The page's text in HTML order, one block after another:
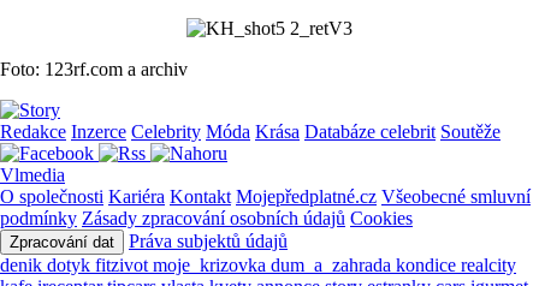
Foto: 123rf.com a archiv
Redakce Inzerce Celebrity Móda Krása Databáze celebrit Soutěže
Vlmedia
O společnosti Kariéra Kontakt Mojepředplatné.cz Všeobecné smluvní
podmínky Zásady zpracování osobních údajů Cookies
Zpracování dat
Práva subjektů údajů
denik dotyk fitzivot moje_krizovka dum_a_zahrada kondice realcity